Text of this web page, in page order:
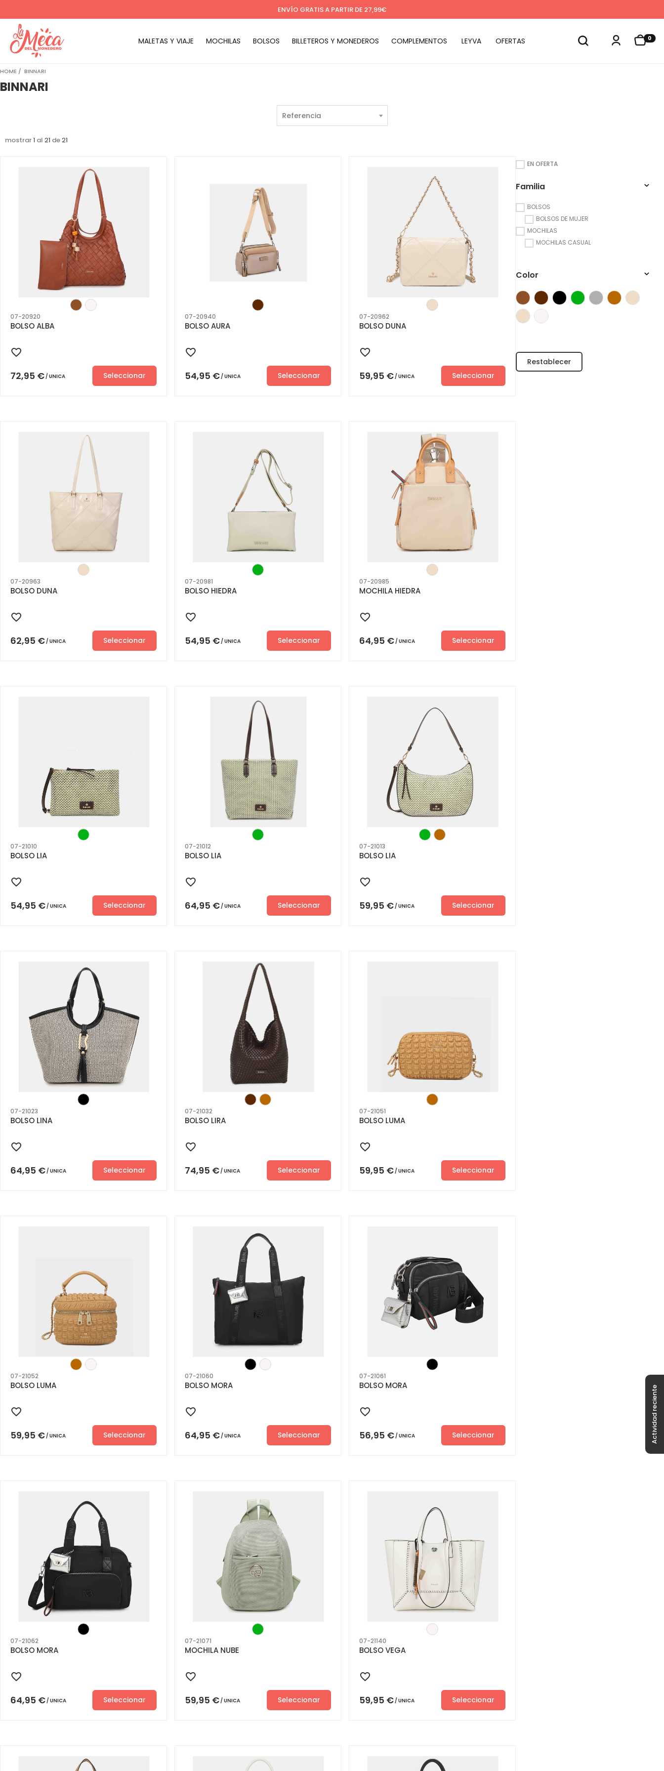
ENVÍO GRATIS A PARTIR DE 27,99€
0
MALETAS Y VIAJE MOCHILAS BOLSOS BILLETEROS Y MONEDEROS COMPLEMENTOS LEYVA OFERTAS
HOME BINNARI
BINNARI
mostrar1 al 21 de21
EN OFERTA
Familia
BOLSOS
BOLSOS DE MUJER
MOCHILAS
MOCHILAS CASUAL
Color
07-20920
BOLSO ALBA
72,95 € UNICA Seleccionar
07-20940
BOLSO AURA
54,95 € UNICA Seleccionar
07-20962
BOLSO DUNA
59,95 € UNICA Seleccionar
07-20963
BOLSO DUNA
62,95 € UNICA Seleccionar
07-20981
BOLSO HIEDRA
54,95 € UNICA Seleccionar
07-20985
MOCHILA HIEDRA
64,95 € UNICA Seleccionar
07-21010
BOLSO LIA
54,95 € UNICA Seleccionar
07-21012
BOLSO LIA
64,95 € UNICA Seleccionar
07-21013
BOLSO LIA
59,95 € UNICA Seleccionar
07-21023
BOLSO LINA
64,95 € UNICA Seleccionar
07-21032
BOLSO LIRA
74,95 € UNICA Seleccionar
07-21051
BOLSO LUMA
59,95 € UNICA Seleccionar
07-21052
BOLSO LUMA
59,95 € UNICA Seleccionar
07-21060
BOLSO MORA
64,95 € UNICA Seleccionar
07-21061
BOLSO MORA
56,95 € UNICA Seleccionar
07-21062
BOLSO MORA
64,95 € UNICA Seleccionar
07-21071
MOCHILA NUBE
59,95 € UNICA Seleccionar
07-21140
BOLSO VEGA
59,95 € UNICA Seleccionar
Actividad reciente